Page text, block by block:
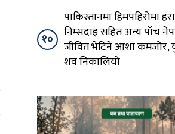
१०
पाकिस्तानमा हिमपहिरोमा
निम्सदाइ सहित अन्य पाँच
जीवित भेटिने आशा कमजोर,
शव निकालियो